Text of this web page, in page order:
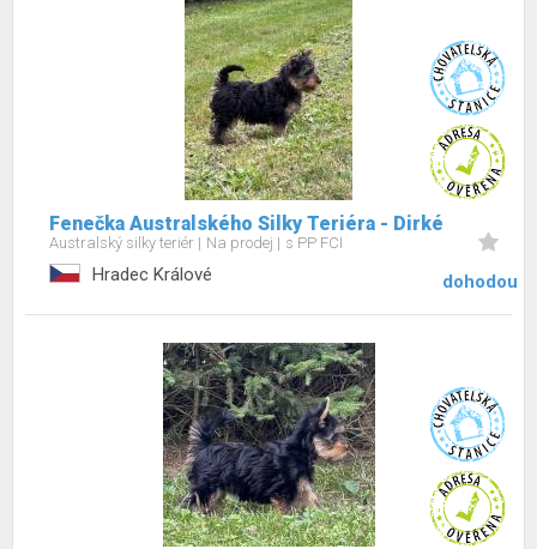
Fenečka Australského Silky Teriéra - Dirké
Australský silky teriér Na prodej s PP FCI
Hradec Králové dohodou